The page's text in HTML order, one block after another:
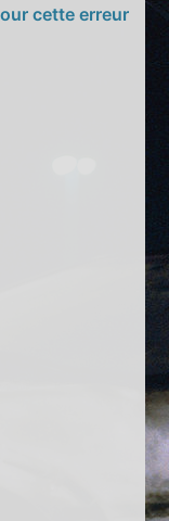
cette erreur